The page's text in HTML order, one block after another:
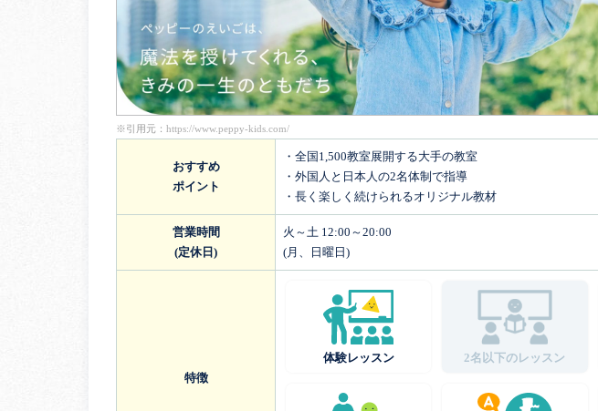
※引用元： https://www.peppy-kids.com/
おすすめ
ポイント
・全国1,500教室展開する大手の教室
・外国人と日本人の2名体制で指導
・長く楽しく続けられるオリジナル教材
営業時間
(定休日)
火～土 12:00～20:00
(月、日曜日)
特徴
体験レッスン 2名以下のレッスン